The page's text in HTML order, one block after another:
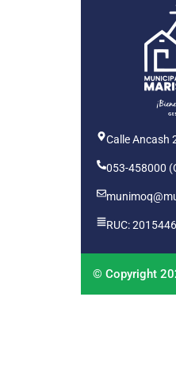
Calle Ancash
053-458000
RUC:
© Copyright